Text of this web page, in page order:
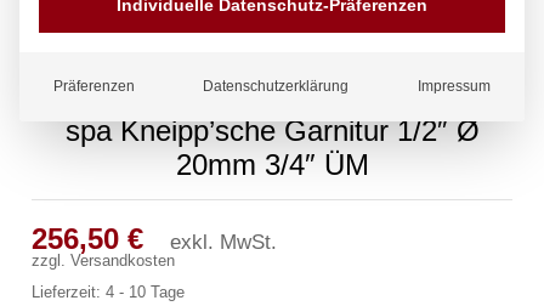
spa Kneipp’sche Garnitur 1/2″ Ø
20mm 3/4″ ÜM
256,50€ exkl. MwSt.
zzgl.Versandkosten
Lieferzeit:4 - 10 Tage
Individuelle Datenschutz-Präferenzen
Präferenzen Datenschutzerklärung Impressum